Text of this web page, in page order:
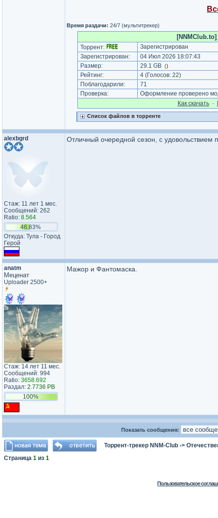
Время раздачи: 24/7 (мультитрекер)
Торрент:
Зарегистрирован
Зарегистрирован:
04 Июл 2026 18:07:43
Размер:
29.1 GB ()
Рейтинг: 4(Голосов: 22)
Поблагодарили:
71
Проверка:
Оформление проверено
Как cкачать·
Список файлов в торренте
alexbgrd
Стаж: 11 лет 1 мес.
Сообщений: 262
Ratio: 8.564
46.83%
Откуда: Тула - Город
Герой
Отличный очередной сезон, с удовольствием
anatm
Меценат
Uploader 2500+
Стаж: 14 лет 11 мес.
Сообщений: 994
Ratio: 3658.692
Раздал: 2.7736 PB
100%
Мажор и Фантомаска.
Показать сообщения:
Торрент-трекер NNM-Club ->
Страница 1 из 1
Пользовательское